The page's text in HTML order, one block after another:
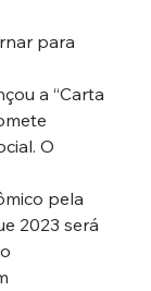
para
a “Carta
O
pela
2023 será